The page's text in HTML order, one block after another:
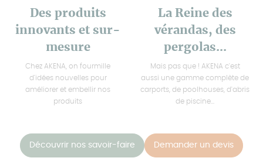
Des produits
innovants et sur-
mesure
Chez AKENA, on fourmille
d'idées nouvelles pour
améliorer et embellir nos
produits
La Reine des
vérandas, des
pergolas...
Mais pas que ! AKENA c'est
aussi une gamme complète de
carports, de poolhouses, d'abris
de piscine...
Découvrir nos savoir-faire Demander un devis